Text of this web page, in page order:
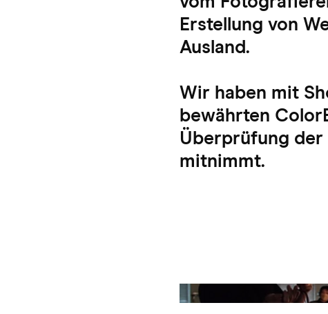
Erstellung von
Ausland.
Wir haben mit
bewährten
Überprüfung der
mitnimmt.